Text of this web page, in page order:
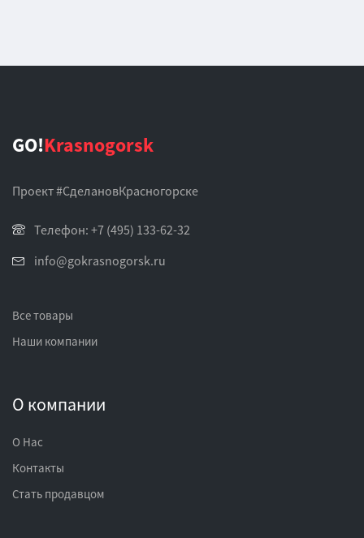
GO!Krasnogorsk
Проект #СделановКрасногорске
Телефон: +7 (495) 133-62-32
info@gokrasnogorsk.ru
Все товары
Наши компании
О компании
О Нас
Контакты
Стать продавцом